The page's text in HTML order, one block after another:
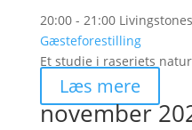
20:00 - 21:00
Gæsteforestilling
Et studie i raseriets natur
Læs mere
november